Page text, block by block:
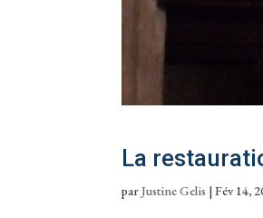
La
parJustine Gelis |Fév 14,